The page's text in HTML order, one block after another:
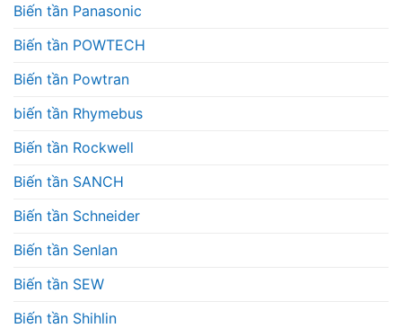
Biến tần Panasonic
Biến tần POWTECH
Biến tần Powtran
biến tần Rhymebus
Biến tần Rockwell
Biến tần SANCH
Biến tần Schneider
Biến tần Senlan
Biến tần SEW
Biến tần Shihlin